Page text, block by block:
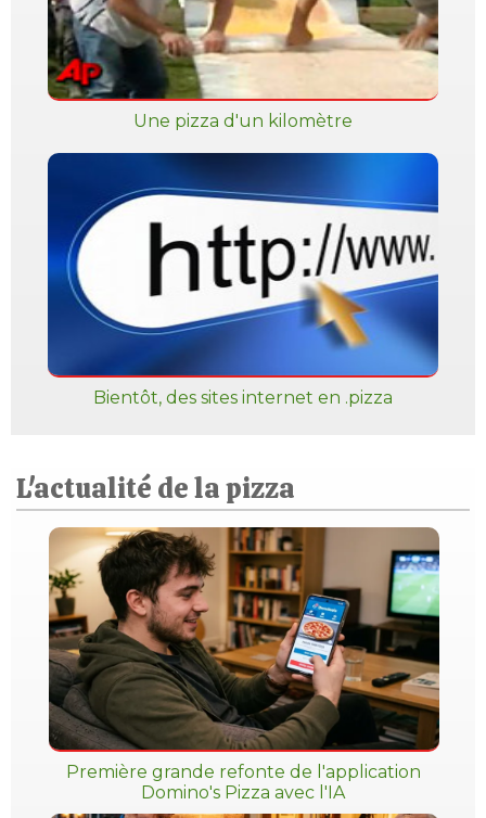
Une pizza d'un kilomètre
Bientôt, des sites internet en .pizza
L'actualité de la pizza
Première grande refonte de l'application
Domino's Pizza avec l'IA